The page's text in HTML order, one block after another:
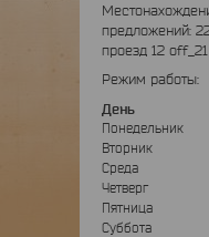
предложений:
проезд 12 off_21
Режим работы:
День
Понедельник
Вторник
Среда
Четверг
Пятница
Суббота